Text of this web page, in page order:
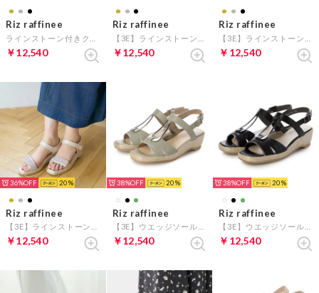
Riz raffinee
￥12,540
Riz raffinee
￥12,540
Riz raffinee
￥12,540
36% 20
Riz raffinee
￥12,540
38% 20
Riz raffinee
￥12,540
38% 20
Riz raffinee
￥12,540